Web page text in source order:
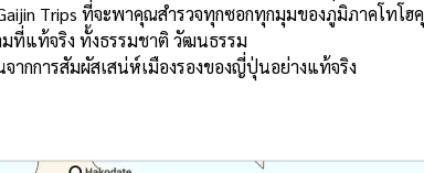
Trips ที่จะพาคุณสำรวจทุกซอกทุกมุมของภูมิภาคโทโฮคุ
ที่แท้จริง ทั้งธรรมชาติ วัฒนธรรม
ากการสัมผัสเสน่ห์เมืองรองของญี่ปุ่นอย่างแท้จริง